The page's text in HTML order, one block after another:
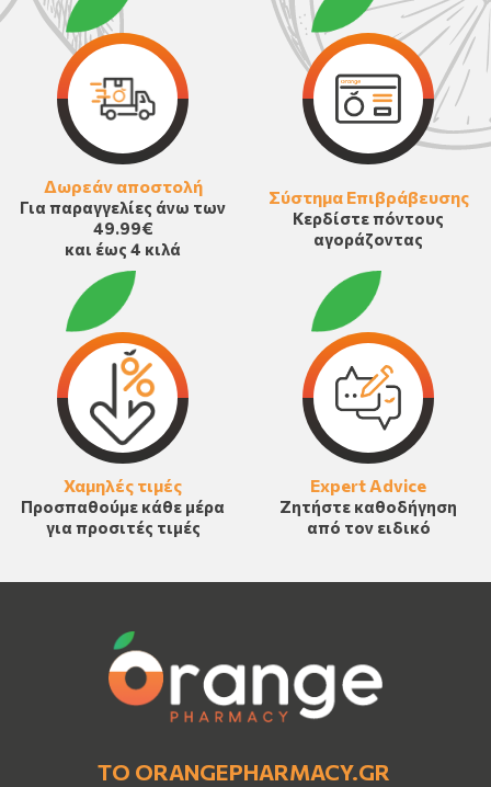
Δωρεάν αποστολή
Για παραγγελίες άνω των
49.99€
και έως 4 κιλά
Σύστημα Επιβράβευσης
Κερδίστε πόντους
αγοράζοντας
Χαμηλές τιμές
Προσπαθούμε κάθε μέρα
για προσιτές τιμές
Expert Advice
Ζητήστε καθοδήγηση
από τον ειδικό
ΤΟ ORANGEPHARMACY.GR